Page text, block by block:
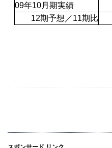
09年10月期実績
12期予想／11期比